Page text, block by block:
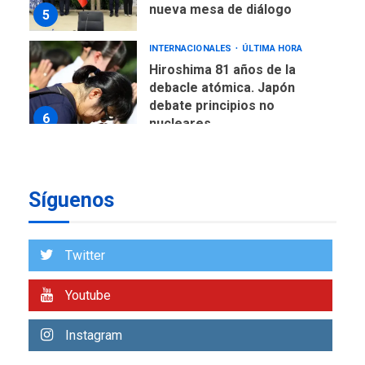
5 nueva mesa de diálogo
6
INTERNACIONALES ÚLTIMA HORA
Hiroshima 81 años de la
debacle atómica. Japón
debate principios no
nucleares
7
1
TITULARES
ÚLTIMA HORA
nuevo presidente de
Síguenos
Twitter
Youtube
Instagram